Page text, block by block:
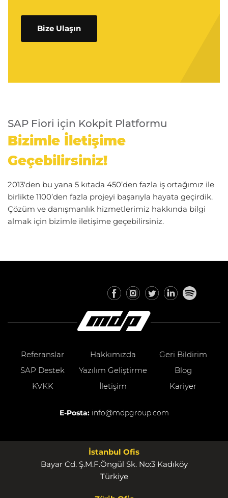
Bize Ulaşın
SAP Fiori için Kokpit Platformu
Bizimle İletişime
Geçebilirsiniz!
2013'den bu yana 5 kıtada 450’den fazla iş ortağımız ile
birlikte 1100’den fazla projeyi başarıyla hayata geçirdik.
Çözüm ve danışmanlık hizmetlerimiz hakkında bilgi
almak için bizimle iletişime geçebilirsiniz.
Referanslar Hakkımızda
Geri Bildirim
SAP Destek
Yazılım Geliştirme
Blog
KVKK
İletişim Kariyer
E-Posta: info@mdpgroup.com
İstanbul Ofis
Bayar Cd. Ş.M.F.Öngül Sk. No:3 Kadıköy
Türkiye